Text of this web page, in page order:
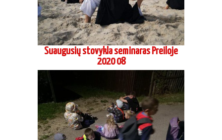
Suaugusių stovykla seminaras Preiloje
2020 08